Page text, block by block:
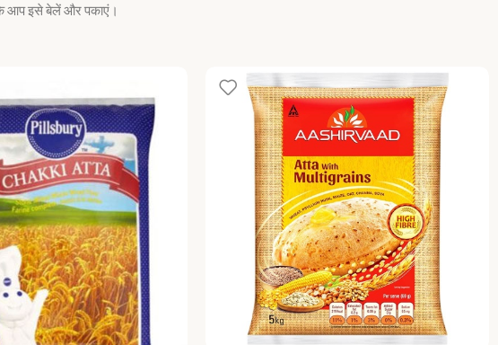
आप इसे बेलें और पकाएं।